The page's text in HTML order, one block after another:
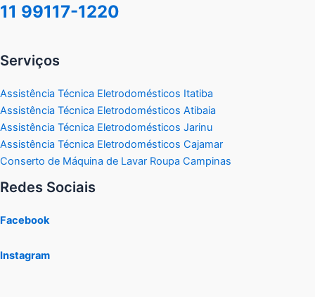
11 99117-1220
Serviços
Assistência Técnica Eletrodomésticos Itatiba
Assistência Técnica Eletrodomésticos Atibaia
Assistência Técnica Eletrodomésticos Jarinu
Assistência Técnica Eletrodomésticos Cajamar
Conserto de Máquina de Lavar Roupa Campinas
Redes Sociais
Facebook
Instagram